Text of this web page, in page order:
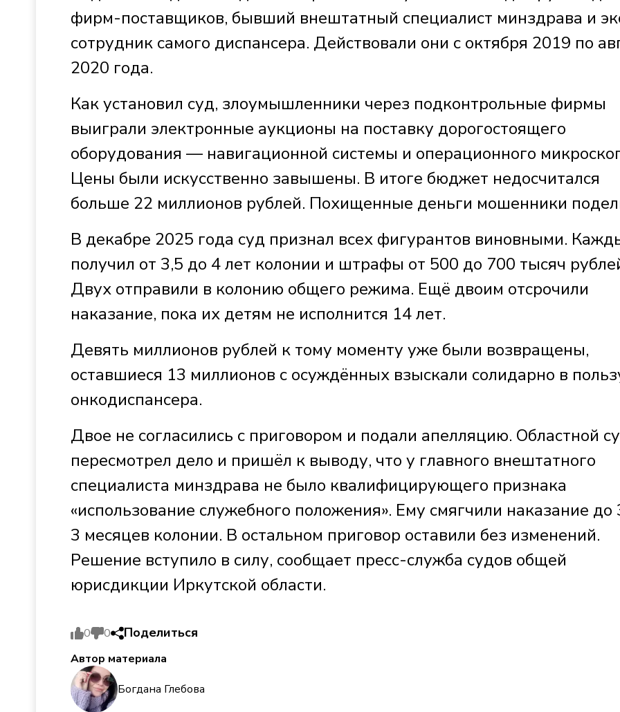
фирм-поставщиков, бывший внештатный специалист минздрава и
сотрудник самого диспансера. Действовали они с октября 2019 по
2020 года.
Как установил суд, злоумышленники через подконтрольные фирмы
выиграли электронные аукционы на поставку дорогостоящего
оборудования — навигационной системы и операционного
Цены были искусственно завышены. В итоге бюджет недосчитался
больше 22 миллионов рублей. Похищенные деньги мошенники
В декабре 2025 года суд признал всех фигурантов виновными.
получил от 3,5 до 4 лет колонии и штрафы от 500 до 700 тысяч
Двух отправили в колонию общего режима. Ещё двоим отсрочили
наказание, пока их детям не исполнится 14 лет.
Девять миллионов рублей к тому моменту уже были возвращены,
оставшиеся 13 миллионов с осуждённых взыскали солидарно в
онкодиспансера.
Двое не согласились с приговором и подали апелляцию. Областной
пересмотрел дело и пришёл к выводу, что у главного внештатного
специалиста минздрава не было квалифицирующего признака
«использование служебного положения». Ему смягчили наказание до
3 месяцев колонии. В остальном приговор оставили без изменений.
Решение вступило в силу, сообщает пресс-служба судов общей
юрисдикции Иркутской области.
0 0 Поделиться
Автор материала
Богдана Глебова